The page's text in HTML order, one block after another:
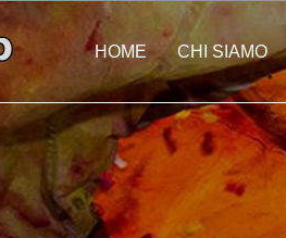
HOME CHI SIAMO